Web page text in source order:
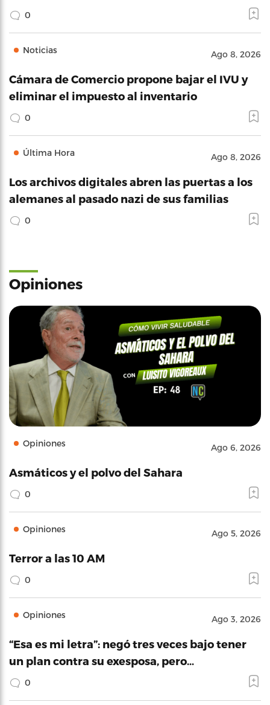
0
Noticias Ago 8, 2026
Cámara de Comercio propone bajar el IVU y
eliminar el impuesto al inventario
0
Última Hora Ago 8, 2026
Los archivos digitales abren las puertas a los
alemanes al pasado nazi de sus familias
0
Opiniones
Opiniones Ago 6, 2026
Asmáticos y el polvo del Sahara
0
Opiniones Ago 5, 2026
Terror a las 10 AM
0
Opiniones Ago 3, 2026
“Esa es mi letra”: negó tres veces bajo tener
un plan contra su exesposa, pero…
0